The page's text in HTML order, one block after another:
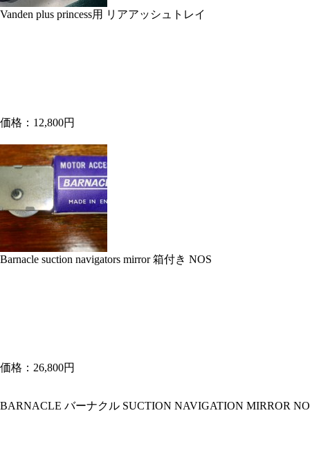
Vanden plus princess用 リアアッシュトレイ
価格：12,800円
Barnacle suction navigators mirror 箱付き NOS
価格：26,800円
BARNACLE バーナクル SUCTION NAVIGATION MIRROR